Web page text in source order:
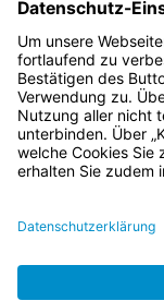
850c Abs.
kann, oder
eine
Bayern.de
BayernPortal
Impressum